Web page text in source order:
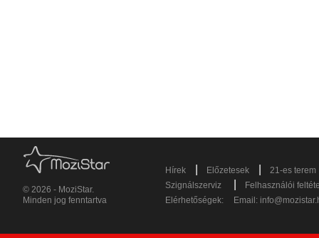
© 2026 - MoziStar.
Minden jog fenntartva
Hírek Előzetesek
21-es terem
Szignálszerviz
Felhasználói
Elérhetőségek:
Email: